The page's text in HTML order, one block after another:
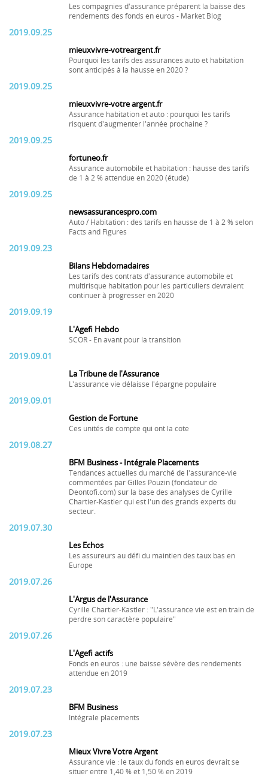
Les compagnies d'assurance préparent la baisse des
rendements des fonds en euros - Market Blog
2019.09.25
mieuxvivre-votreargent.fr
Pourquoi les tarifs des assurances auto et habitation
sont anticipés à la hausse en 2020 ?
2019.09.25
mieuxvivre-votre argent.fr
Assurance habitation et auto : pourquoi les tarifs
risquent d'augmenter l'année prochaine ?
2019.09.25
fortuneo.fr
Assurance automobile et habitation : hausse des tarifs
de 1 à 2 % attendue en 2020 (étude)
2019.09.25
newsassurancespro.com
Auto / Habitation : des tarifs en hausse de 1 à 2 % selon
Facts and Figures
2019.09.23
Bilans Hebdomadaires
Les tarifs des contrats d'assurance automobile et
multirisque habitation pour les particuliers devraient
continuer à progresser en 2020
2019.09.19
L'Agefi Hebdo
SCOR - En avant pour la transition
2019.09.01
La Tribune de l'Assurance
L'assurance vie délaisse l'épargne populaire
2019.09.01
Gestion de Fortune
Ces unités de compte qui ont la cote
2019.08.27
BFM Business - Intégrale Placements
Tendances actuelles du marché de l'assurance-vie
commentées par Gilles Pouzin (fondateur de
Deontofi.com) sur la base des analyses de Cyrille
Chartier-Kastler qui est l'un des grands experts du
secteur.
2019.07.30
Les Echos
Les assureurs au défi du maintien des taux bas en
Europe
2019.07.26
L'Argus de l'Assurance
Cyrille Chartier-Kastler : "L'assurance vie est en train de
perdre son caractère populaire"
2019.07.26
L'Agefi actifs
Fonds en euros : une baisse sévère des rendements
attendue en 2019
2019.07.23
BFM Business
Intégrale placements
2019.07.23
Mieux Vivre Votre Argent
Assurance vie : le taux du fonds en euros devrait se
situer entre 1,40 % et 1,50 % en 2019